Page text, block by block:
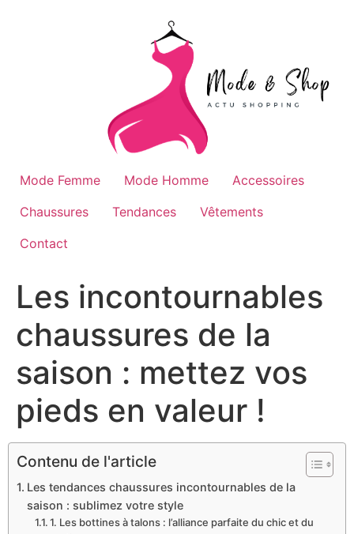
Mode Femme Mode Homme
Accessoires
Chaussures
Tendances
Vêtements
Contact
Les incontournables
chaussures de la
saison : mettez vos
pieds en valeur !
Contenu de l'article
Les tendances chaussures incontournables de la
saison : sublimez votre style
1. Les bottines à talons : l’alliance parfaite du chic et du